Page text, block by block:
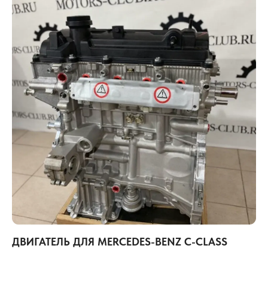
ДВИГАТЕЛЬ ДЛЯ MERCEDES-BENZ C-CLASS